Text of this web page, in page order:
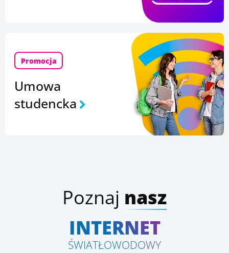
Promocja
Umowa
studencka
Poznaj nasz
INTERNET
ŚWIATŁOWODOWY